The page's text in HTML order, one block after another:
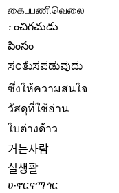
கைபபணிவெலை
ంచిగచుడు
పింసం
ಸಂತೆುಸಪಡುವುದು
ซึ่งให้ความสนใจ
วัสดุที่ใช้อ่าน
ใบต่างด้าว
거는사람
실생활
ሁኖርናማጎር